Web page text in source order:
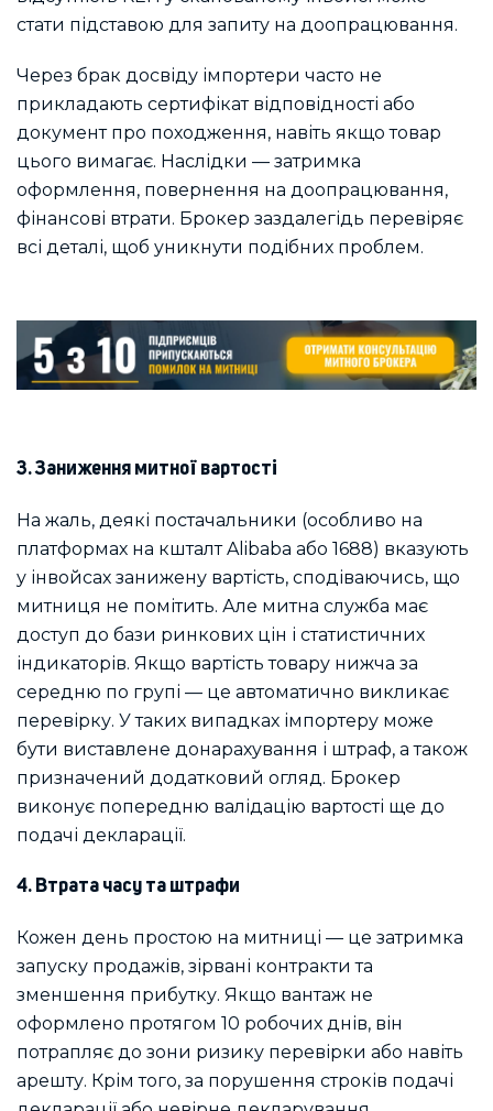
стати підставою для запиту на доопрацювання.
Через брак досвіду імпортери часто не
прикладають сертифікат відповідності або
документ про походження, навіть якщо товар
цього вимагає. Наслідки — затримка
оформлення, повернення на доопрацювання,
фінансові втрати. Брокер заздалегідь перевіряє
всі деталі, щоб уникнути подібних проблем.
3. Заниження митної вартості
На жаль, деякі постачальники (особливо на
платформах на кшталт Alibaba або 1688) вказують
у інвойсах занижену вартість, сподіваючись, що
митниця не помітить. Але митна служба має
доступ до бази ринкових цін і статистичних
індикаторів. Якщо вартість товару нижча за
середню по групі — це автоматично викликає
перевірку. У таких випадках імпортеру може
бути виставлене донарахування і штраф, а також
призначений додатковий огляд. Брокер
виконує попередню валідацію вартості ще до
подачі декларації.
4. Втрата часу та штрафи
Кожен день простою на митниці — це затримка
запуску продажів, зірвані контракти та
зменшення прибутку. Якщо вантаж не
оформлено протягом 10 робочих днів, він
потрапляє до зони ризику перевірки або навіть
арешту. Крім того, за порушення строків подачі